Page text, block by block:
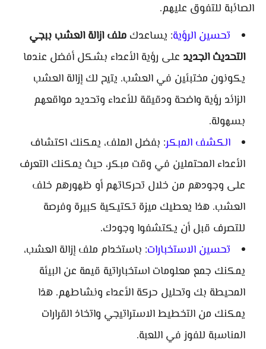
الصائبة للتفوق عليهم.
تحسين الرؤية: يساعدك ملف ازالة العشب ببجي
التحديث الجديد على رؤية الأعداء بشكل أفضل عندما
يكونون مختبئين في العشب. يتيح لك إزالة العشب
الزائد رؤية واضحة ودقيقة للأعداء وتحديد مواقعهم
بسهولة.
الكشف المبكر: بفضل الملف، يمكنك اكتشاف
الأعداء المحتملين في وقت مبكر، حيث يمكنك التعرف
على وجودهم من خلال تحركاتهم أو ظهورهم خلف
العشب. هذا يعطيك ميزة تكتيكية كبيرة وفرصة
للتصرف قبل أن يكتشفوا وجودك.
تحسين الاستخبارات: باستخدام ملف إزالة العشب،
يمكنك جمع معلومات استخباراتية قيمة عن البيئة
المحيطة بك وتحليل حركة الأعداء ونشاطهم. هذا
يمكنك من التخطيط الاستراتيجي واتخاذ القرارات
المناسبة للفوز في اللعبة.